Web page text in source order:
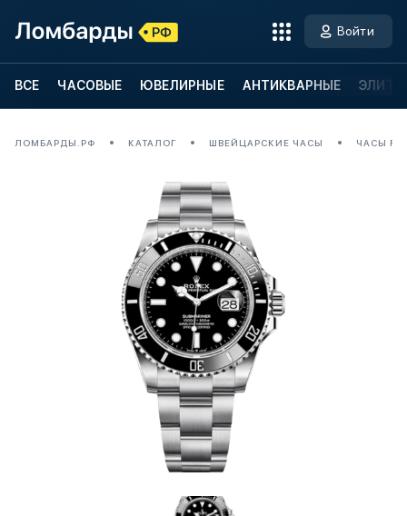
Войти
ВСЕ ЧАСОВЫЕ ЮВЕЛИРНЫЕ АНТИКВАРНЫЕ
ЛОМБАРДЫ.РФ КАТАЛОГ ШВЕЙЦАРСКИЕ ЧАСЫ ЧАСЫ